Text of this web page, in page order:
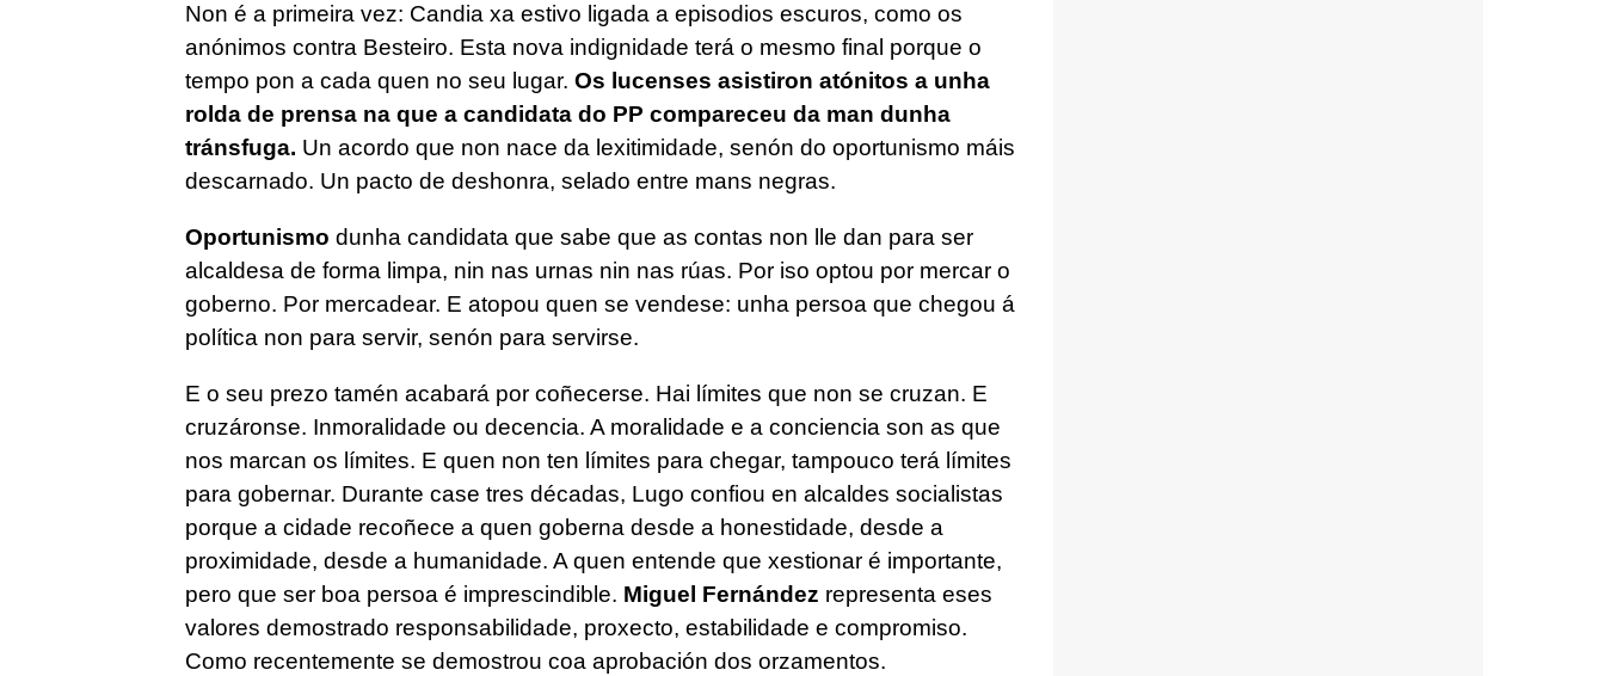
Non é a primeira vez: Candia xa estivo ligada a episodios escuros, como os
anónimos contra Besteiro. Esta nova indignidade terá o mesmo final porque o
tempo pon a cada quen no seu lugar. Os lucenses asistiron atónitos a unha
rolda de prensa na que a candidata do PP compareceu da man dunha
tránsfuga. Un acordo que non nace da lexitimidade, senón do oportunismo máis
descarnado. Un pacto de deshonra, selado entre mans negras.
Oportunismo dunha candidata que sabe que as contas non lle dan para ser
alcaldesa de forma limpa, nin nas urnas nin nas rúas. Por iso optou por mercar o
goberno. Por mercadear. E atopou quen se vendese: unha persoa que chegou á
política non para servir, senón para servirse.
E o seu prezo tamén acabará por coñecerse. Hai límites que non se cruzan. E
cruzáronse. Inmoralidade ou decencia. A moralidade e a conciencia son as que
nos marcan os límites. E quen non ten límites para chegar, tampouco terá límites
para gobernar. Durante case tres décadas, Lugo confiou en alcaldes socialistas
porque a cidade recoñece a quen goberna desde a honestidade, desde a
proximidade, desde a humanidade. A quen entende que xestionar é importante,
pero que ser boa persoa é imprescindible. Miguel Fernández representa eses
valores demostrado responsabilidade, proxecto, estabilidade e compromiso.
Como recentemente se demostrou coa aprobación dos orzamentos.